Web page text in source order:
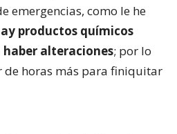
emergencias, como le he
productos químicos
alteraciones; por lo
de horas más para finiquitar